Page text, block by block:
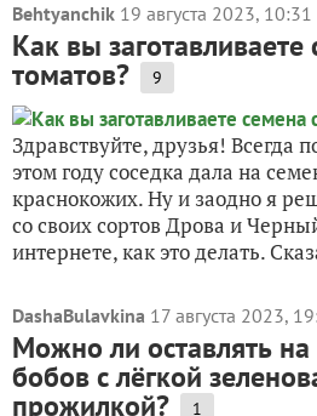
Behtyanchik 19 августа 2023, 10:31
Как вы
томатов? 9
Здравствуйте, друзья! Всегда
этом году соседка дала на
краснокожих. Ну и заодно я
со своих сортов Дрова и
интернете, как это делать.
DashaBulavkina 17 августа 2023,
Можно ли оставлять
бобов с лёгкой
прожилкой? 1